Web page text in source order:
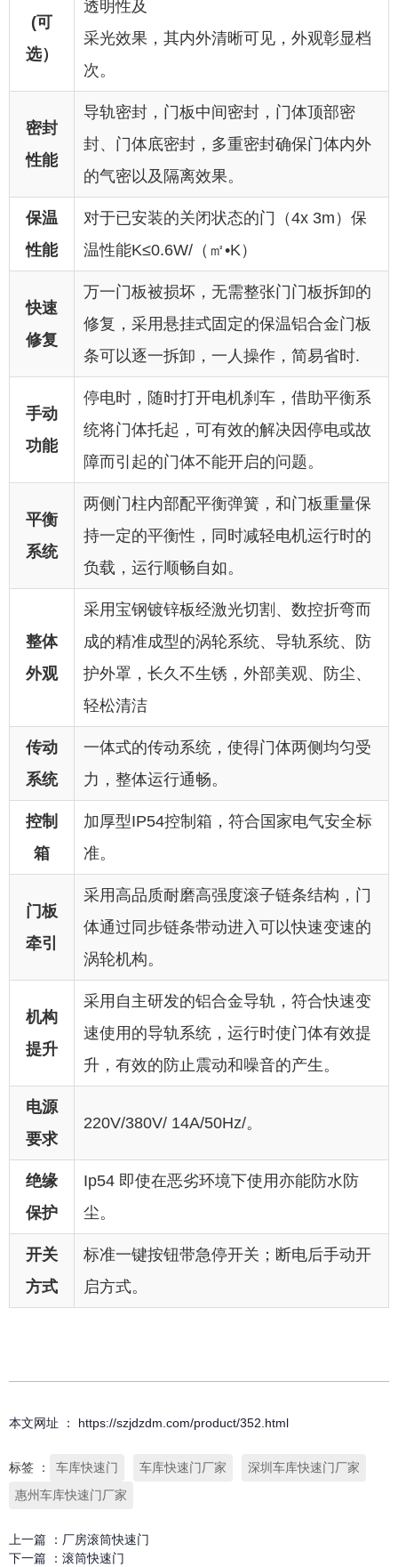
(可
选）
透明性及
采光效果，其内外清晰可见，外观彰显档
次。
密封
性能
导轨密封，门板中间密封，门体顶部密
封、门体底密封，多重密封确保门体内外
的气密以及隔离效果。
保温
性能
对于已安装的关闭状态的门（4x 3m）保
温性能K≤0.6W/（㎡•K）
快速
修复
万一门板被损坏，无需整张门门板拆卸的
修复，采用悬挂式固定的保温铝合金门板
条可以逐一拆卸，一人操作，简易省时.
手动
功能
停电时，随时打开电机刹车，借助平衡系
统将门体托起，可有效的解决因停电或故
障而引起的门体不能开启的问题。
平衡
系统
两侧门柱内部配平衡弹簧，和门板重量保
持一定的平衡性，同时减轻电机运行时的
负载，运行顺畅自如。
整体
外观
采用宝钢镀锌板经激光切割、数控折弯而
成的精准成型的涡轮系统、导轨系统、防
护外罩，长久不生锈，外部美观、防尘、
轻松清洁
传动
系统
一体式的传动系统，使得门体两侧均匀受
力，整体运行通畅。
控制
箱
加厚型IP54控制箱，符合国家电气安全标
准。
门板
牵引
采用高品质耐磨高强度滚子链条结构，门
体通过同步链条带动进入可以快速变速的
涡轮机构。
机构
提升
采用自主研发的铝合金导轨，符合快速变
速使用的导轨系统，运行时使门体有效提
升，有效的防止震动和噪音的产生。
电源
要求
220V/380V/ 14A/50Hz/。
绝缘
保护
Ip54 即使在恶劣环境下使用亦能防水防
尘。
开关
方式
标准一键按钮带急停开关；断电后手动开
启方式。
本文网址 ： https://szjdzdm.com/product/352.html
标签 ： 车库快速门 车库快速门厂家
深圳车库快速门厂家
惠州车库快速门厂家
上一篇 ： 厂房滚筒快速门
下一篇 ： 滚筒快速门